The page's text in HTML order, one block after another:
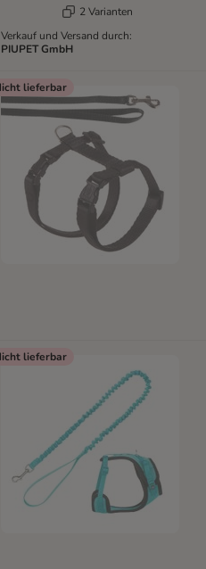
2 Varianten
Verkauf und Versand durch:
PIUPET GmbH
lieferbar
lieferbar